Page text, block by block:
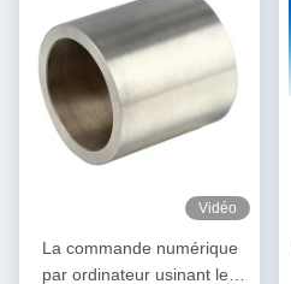
Vidéo
La commande numérique
par ordinateur usinant les